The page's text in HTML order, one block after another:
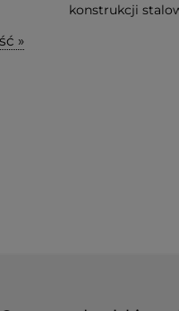
»
konstrukcji